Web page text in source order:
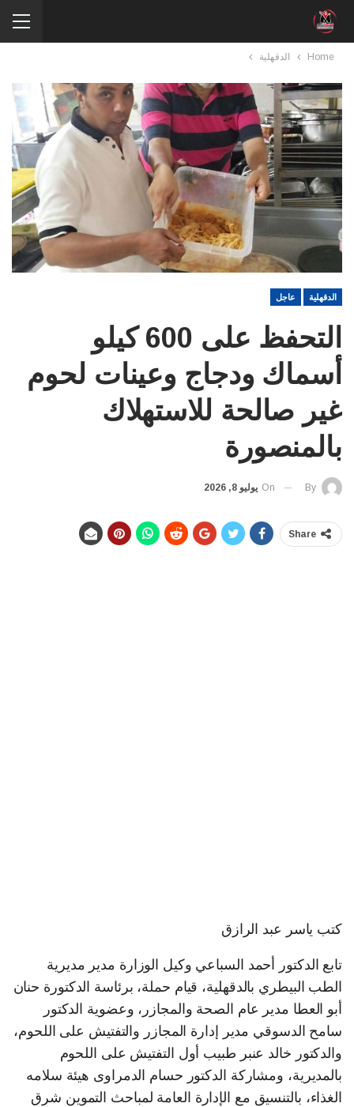
Home الدقهلية
الدقهلية عاجل
التحفظ على 600 كيلو
أسماك ودجاج وعينات لحوم
غير صالحة للاستهلاك
بالمنصورة
By
On يوليو 8, 2026
Share
كتب ياسر عبد الرازق
تابع الدكتور أحمد السباعي وكيل الوزارة مدير مديرية
الطب البيطري بالدقهلية، قيام حملة، برئاسة الدكتورة حنان
أبو العطا مدير عام الصحة والمجازر، وعضوية الدكتور
سامح الدسوقي مدير إدارة المجازر والتفتيش على اللحوم،
والدكتور خالد عنبر طبيب أول التفتيش على اللحوم
بالمديرية، ومشاركة الدكتور حسام الدمراوى هيئة سلامه
الغذاء، بالتنسيق مع الإدارة العامة لمباحث التموين شرق